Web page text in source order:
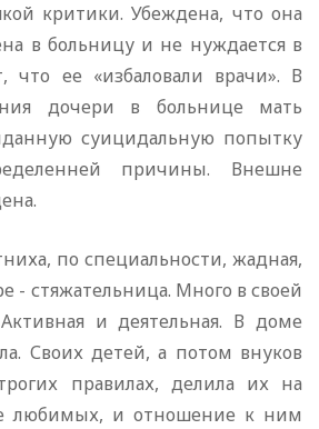
критики. Убеждена, что она
в больницу и не нуждается в
что ее «избаловали врачи». В
дочери в больнице мать
суицидальную попытку
причины. Внешне
по специальности, жадная,
- стяжательница. Много в своей
и деятельная. В доме
Своих детей, а потом внуков
правилах, делила их на
любимых, и отношение к ним